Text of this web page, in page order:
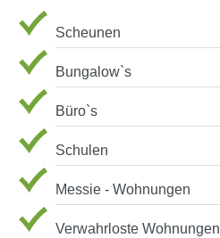
Scheunen
Bungalow`s
Büro`s
Schulen
Messie - Wohnungen
Verwahrloste Wohnungen